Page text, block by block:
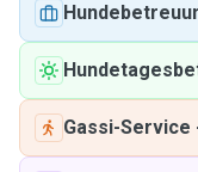
Gassi-Service